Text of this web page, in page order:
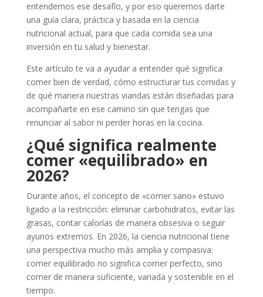
entendemos ese desafío, y por eso queremos darte
una guía clara, práctica y basada en la ciencia
nutricional actual, para que cada comida sea una
inversión en tu salud y bienestar.
Este artículo te va a ayudar a entender qué significa
comer bien de verdad, cómo estructurar tus comidas y
de qué manera nuestras viandas están diseñadas para
acompañarte en ese camino sin que tengas que
renunciar al sabor ni perder horas en la cocina.
¿Qué significa realmente
comer «equilibrado» en
2026?
Durante años, el concepto de «comer sano» estuvo
ligado a la restricción: eliminar carbohidratos, evitar las
grasas, contar calorías de manera obsesiva o seguir
ayunos extremos. En 2026, la ciencia nutricional tiene
una perspectiva mucho más amplia y compasiva:
comer equilibrado no significa comer perfecto, sino
comer de manera suficiente, variada y sostenible en el
tiempo.